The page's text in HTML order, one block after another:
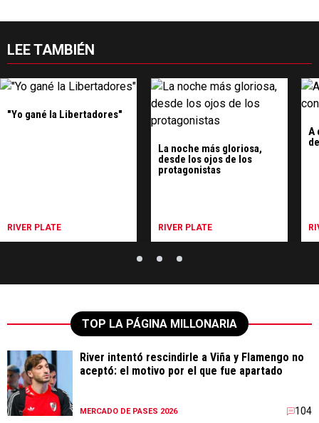
LEE TAMBIÉN
"Yo gané la Libertadores"
RIVER PLATE
La noche más gloriosa,
desde los ojos de los
protagonistas
RIVER PLATE
A
TOP LA PÁGINA MILLONARIA
River intentó rescindirle a Viña y Flamengo no
aceptó: el motivo por el que fue apartado
MERCADO DE PASES 2026 104